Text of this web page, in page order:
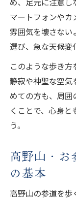
マートフォンや
雰囲気を壊さない
選び、急な天候変
このような歩き
静寂や神聖な空気
めての方も、周
くことで、心身
う。
高野山・お
の基本
高野山の参道を歩